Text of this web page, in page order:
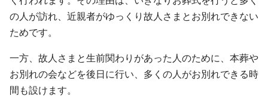
の人が訪れ、近親者がゆっくり故人さまとお別れできない
ためです。
一方、故人さまと生前関わりがあった人のために、本葬や
お別れの会などを後日に行い、多くの人がお別れできる時
間も設けます。